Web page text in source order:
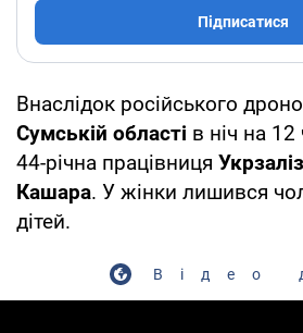
Підписатися
Внаслідок російського
Сумській області в ніч на
44-річна працівниця
Кашара. У жінки лишився
дітей.
Відео